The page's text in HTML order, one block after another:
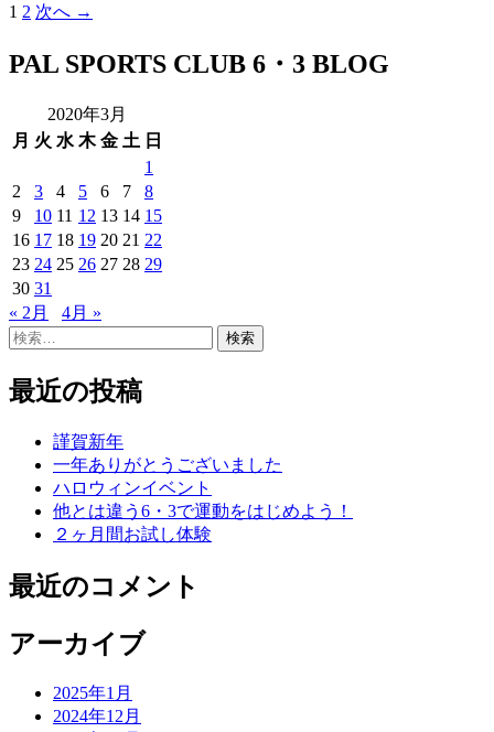
投
ナ
ゲ
シ
ョ
ン
1 2 次へ →
PAL SPORTS CLUB 6・3 BLOG
2020年3月
月 火 水 木 金 土 日
1
2
3 4 5 6 7
8
9
10 11 12 13 14 15
16 17 18 19 20 21 22
23 24 25 26 27 28 29
30 31
« 2月
4月 »
検
最近の投稿
謹賀新年
一年ありがとうございました
ハロウィンイベント
他とは違う6・3で運動をはじめよう！
２ヶ月間お試し体験
最近のコメント
アーカイブ
2025年1月
2024年12月